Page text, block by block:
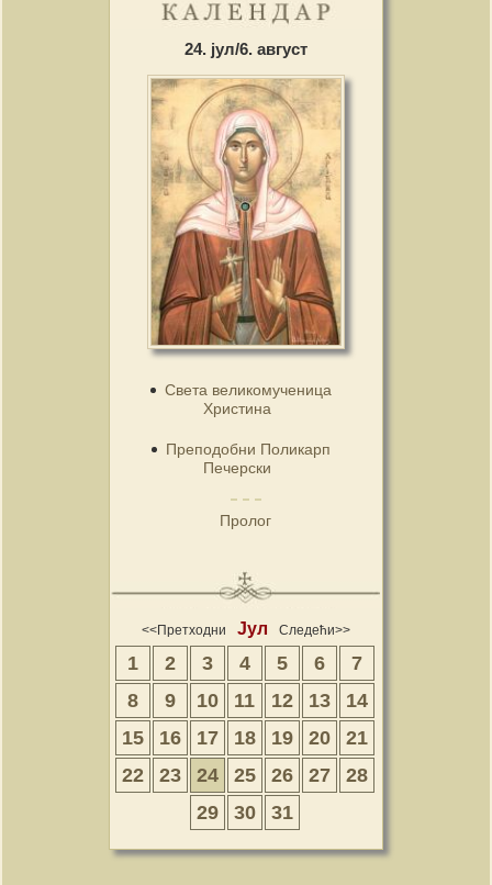
24. јул/6. август
Света великомученица
Христина
Преподобни Поликарп
Печерски
Пролог
<<Претходни Јул Следећи>>
1 2 3 4 5 6
7
8
9 10 11 12 13
14
15
16 17 18 19 20
21
22
23 24 25 26 27
28
29
30 31